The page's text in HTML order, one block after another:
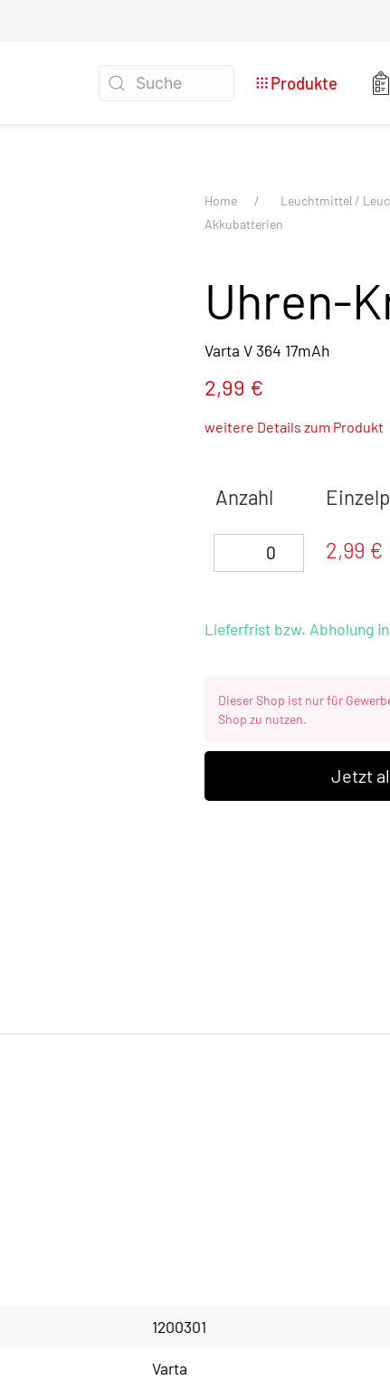
Produkte
Home Leuchtmittel /
Akkubatterien
Uhren-
Varta V 364 17mAh
2,99 €
weitere Details zum Produkt
Anzahl
2,99 €
Lieferfrist bzw. Abholung
Dieser Shop ist nur für
Shop zu nutzen.
Jetzt
1200301
Varta